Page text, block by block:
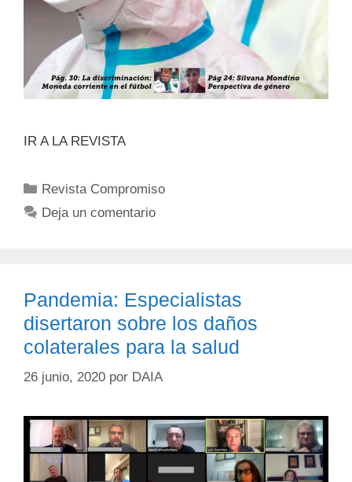
IR A LA REVISTA
Revista Compromiso
Deja un comentario
Pandemia: Especialistas
disertaron sobre los daños
colaterales para la salud
26 junio, 2020 por DAIA